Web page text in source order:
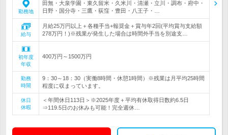
勤務地
田無・大泉学園・東久留米・久米川・清瀬・立川・調布・府中・
日野・国分寺・三鷹・荻窪・豊田・八王子・…
給与
月給25万円以上＋各種手当+報奨金＋賞与年2回(平均賞与支給額
278万円！)※残業が発生した場合は時間外手当を別途支…
初年度
年収
400万円～1500万円
勤務
時間
9：30～18：30（実働8時間・休憩1時間）※残業は月平均25時間
程度に収まっています。
休日
休暇
＜年間休日113日＞※2025年度＋平均有休取得日数約6.5日
⇒119.5日のお休みも可能！完全週休…